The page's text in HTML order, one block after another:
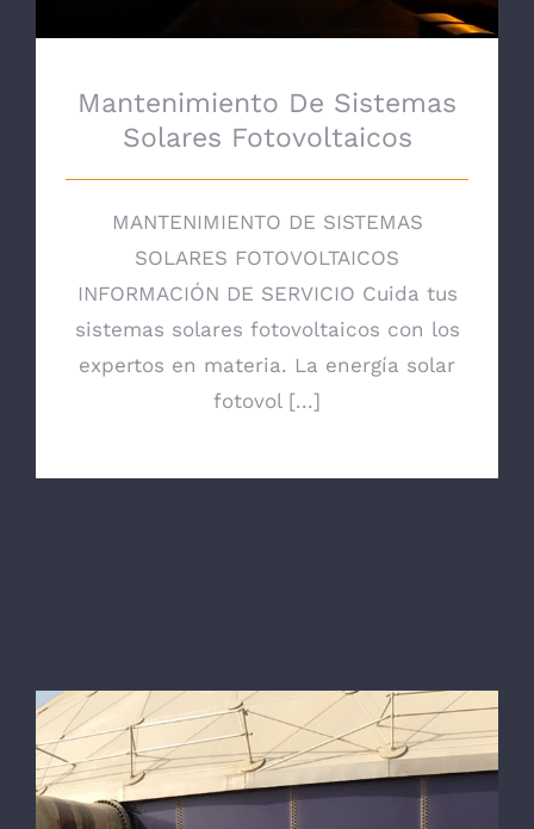
Mantenimiento De Sistemas
Solares Fotovoltaicos
MANTENIMIENTO DE SISTEMAS
SOLARES FOTOVOLTAICOS
INFORMACIÓN DE SERVICIO Cuida tus
sistemas solares fotovoltaicos con los
expertos en materia. La energía solar
fotovol [...]